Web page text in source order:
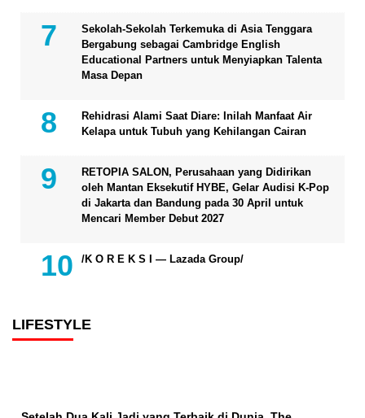
Sekolah-Sekolah Terkemuka di Asia Tenggara
Bergabung sebagai Cambridge English
Educational Partners untuk Menyiapkan Talenta
Masa Depan
Rehidrasi Alami Saat Diare: Inilah Manfaat Air
Kelapa untuk Tubuh yang Kehilangan Cairan
RETOPIA SALON, Perusahaan yang Didirikan
oleh Mantan Eksekutif HYBE, Gelar Audisi K-Pop
di Jakarta dan Bandung pada 30 April untuk
Mencari Member Debut 2027
/K O R E K S I — Lazada Group/
LIFESTYLE